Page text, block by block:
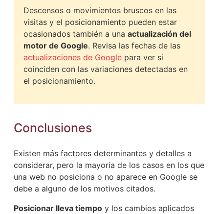
Descensos o movimientos bruscos en las
visitas y el posicionamiento pueden estar
ocasionados también a una actualización del
motor de Google. Revisa las fechas de las
actualizaciones de Google para ver si
coinciden con las variaciones detectadas en
el posicionamiento.
Conclusiones
Existen más factores determinantes y detalles a
considerar, pero la mayoría de los casos en los que
una web no posiciona o no aparece en Google se
debe a alguno de los motivos citados.
Posicionar lleva tiempo y los cambios aplicados